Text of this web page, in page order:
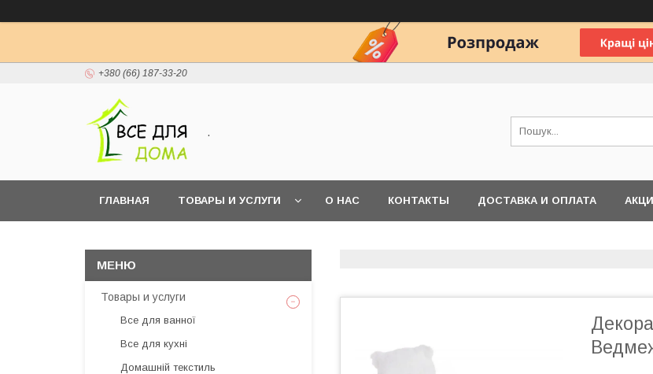
+380 (66) 187-33-20
.
ГЛАВНАЯ ТОВАРЫ И УСЛУГИ О НАС КОНТАКТЫ ДОСТАВКА И ОПЛАТА
Товары и услуги
Все для ванної
Все для кухні
Домашній текстиль